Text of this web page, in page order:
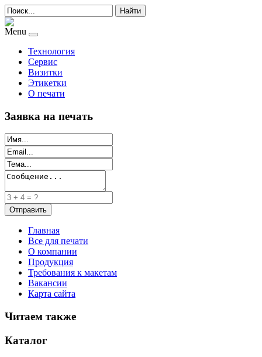
Найти
Menu
Технология
Сервис
Визитки
Этикетки
О печати
Заявка на печать
Главная
Все для печати
О компании
Продукция
Требования к макетам
Вакансии
Карта сайта
Читаем также
Каталог